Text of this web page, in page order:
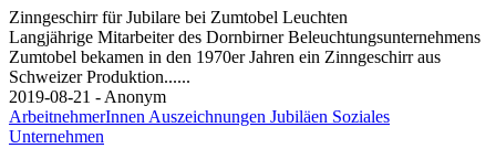
Zinngeschirr für Jubilare bei Zumtobel Leuchten
Langjährige Mitarbeiter des Dornbirner Beleuchtungsunternehmens
Zumtobel bekamen in den 1970er Jahren ein Zinngeschirr aus
Schweizer Produktion......
2019-08-21 - Anonym
ArbeitnehmerInnen Auszeichnungen Jubiläen Soziales
Unternehmen